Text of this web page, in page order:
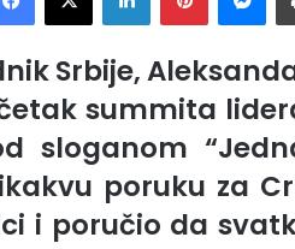
Srbije,
summita
sloganom
poruku za
i poručio da